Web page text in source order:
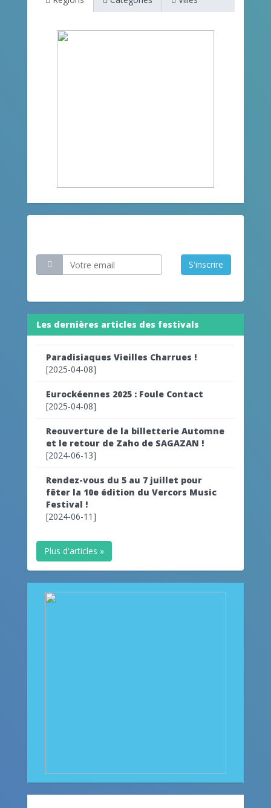
S'inscrire
Les dernières articles des festivals
Paradisiaques Vieilles Charrues !
[2025-04-08]
Eurockéennes 2025 : Foule Contact
[2025-04-08]
Reouverture de la billetterie Automne
et le retour de Zaho de SAGAZAN !
[2024-06-13]
Rendez-vous du 5 au 7 juillet pour
fêter la 10e édition du Vercors Music
Festival !
[2024-06-11]
Plus d'articles »